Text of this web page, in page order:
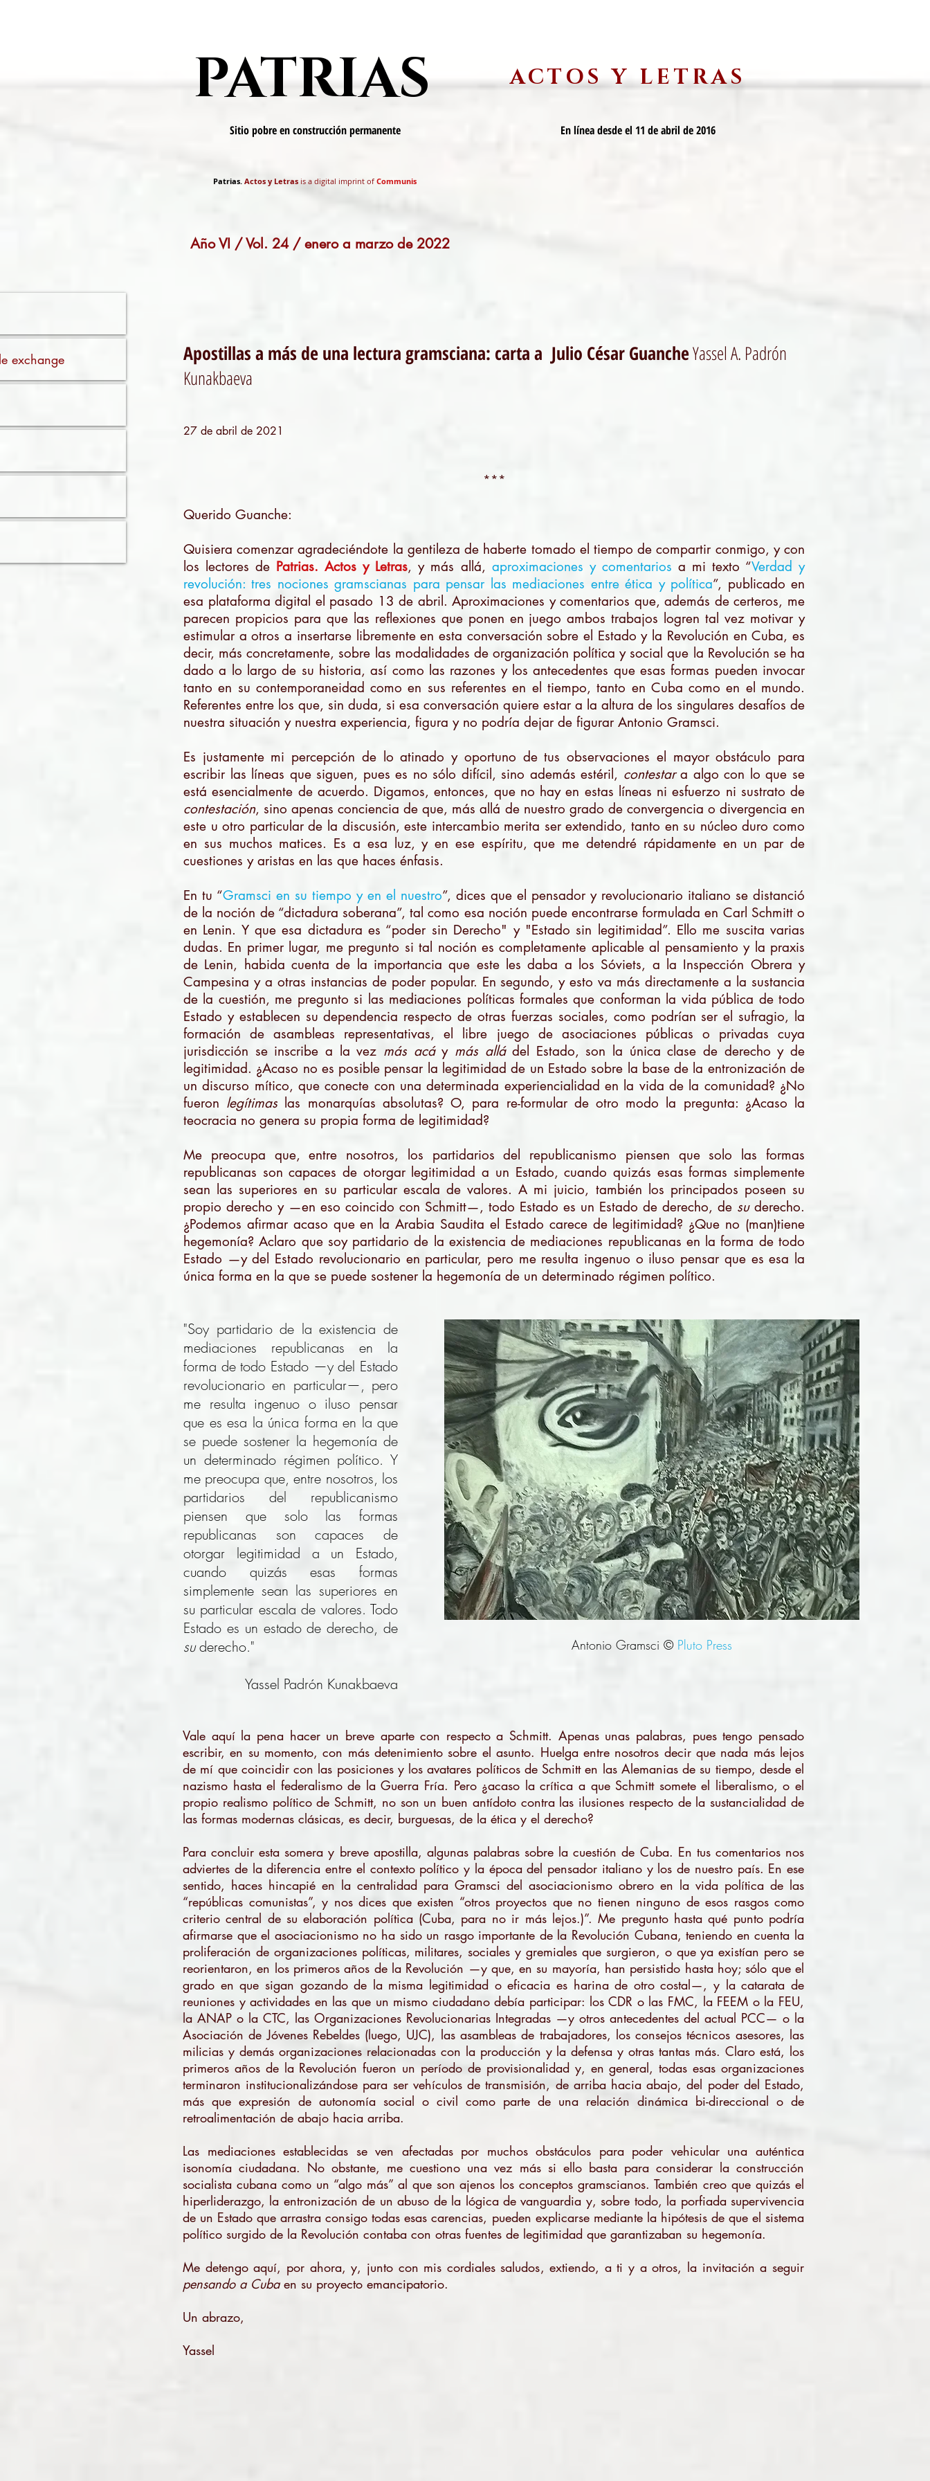
PATRIAS
Sitio pobre en construcción permanente
ACTOS Y LETRAS
En línea desde el 11 de abril de 2016
Patrias. Actos y Letras is a digital imprint of Communis
Año VI / Vol. 24 / enero a marzo de 2022
Apostillas a más de una lectura gramsciana: carta a Julio César GuancheYassel A. Padrón
Kunakbaeva
27 de abril de 2021
***
Querido Guanche:
Quisiera comenzar agradeciéndote la gentileza de haberte tomado el tiempo de compartir conmigo, y con
los lectores de Patrias. Actos y Letras, y más allá, aproximaciones y comentarios a mi texto “Verdad y
revolución: tres nociones gramscianas para pensar las mediaciones entre ética y política”, publicado en
esa plataforma digital el pasado 13 de abril. Aproximaciones y comentarios que, además de certeros, me
parecen propicios para que las reflexiones que ponen en juego ambos trabajos logren tal vez motivar y
estimular a otros a insertarse libremente en esta conversación sobre el Estado y la Revolución en Cuba, es
decir, más concretamente, sobre las modalidades de organización política y social que la Revolución se ha
dado a lo largo de su historia, así como las razones y los antecedentes que esas formas pueden invocar
tanto en su contemporaneidad como en sus referentes en el tiempo, tanto en Cuba como en el mundo.
Referentes entre los que, sin duda, si esa conversación quiere estar a la altura de los singulares desafíos de
nuestra situación y nuestra experiencia, figura y no podría dejar de figurar Antonio Gramsci.
Es justamente mi percepción de lo atinado y oportuno de tus observaciones el mayor obstáculo para
escribir las líneas que siguen, pues es no sólo difícil, sino además estéril, contestara algo con lo que se
está esencialmente de acuerdo. Digamos, entonces, que no hay en estas líneas ni esfuerzo ni sustrato de
contestación, sino apenas conciencia de que, más allá de nuestro grado de convergencia o divergencia en
este u otro particular de la discusión, este intercambio merita ser extendido, tanto en su núcleo duro como
en sus muchos matices. Es a esa luz, y en ese espíritu, que me detendré rápidamente en un par de
cuestiones y aristas en las que haces énfasis.
En tu “Gramsci en su tiempo y en el nuestro”, dices que el pensador y revolucionario italiano se distanció
de la noción de “dictadura soberana”, tal como esa noción puede encontrarse formulada en Carl Schmitt o
en Lenin. Y que esa dictadura es “poder sin Derecho" y "Estado sin legitimidad”. Ello me suscita varias
dudas. En primer lugar, me pregunto si tal noción es completamente aplicable al pensamiento y la praxis
de Lenin, habida cuenta de la importancia que este les daba a los Sóviets, a la Inspección Obrera y
Campesina y a otras instancias de poder popular. En segundo, y esto va más directamente a la sustancia
de la cuestión, me pregunto si las mediaciones políticas formales que conforman la vida pública de todo
Estado y establecen su dependencia respecto de otras fuerzas sociales, como podrían ser el sufragio, la
formación de asambleas representativas, el libre juego de asociaciones públicas o privadas cuya
jurisdicción se inscribe a la vez más acáy más alládel Estado, son la única clase de derecho y de
legitimidad. ¿Acaso no es posible pensar la legitimidad de un Estado sobre la base de la entronización de
un discurso mítico, que conecte con una determinada experiencialidad en la vida de la comunidad? ¿No
fueron legítimas las monarquías absolutas? O, para re-formular de otro modo la pregunta: ¿Acaso la
teocracia no genera su propia forma de legitimidad?
Me preocupa que, entre nosotros, los partidarios del republicanismo piensen que solo las formas
republicanas son capaces de otorgar legitimidad a un Estado, cuando quizás esas formas simplemente
sean las superiores en su particular escala de valores. A mi juicio, también los principados poseen su
propio derecho y —en eso coincido con Schmitt—, todo Estado es un Estado de derecho, de suderecho.
¿Podemos afirmar acaso que en la Arabia Saudita el Estado carece de legitimidad? ¿Que no (man)tiene
hegemonía? Aclaro que soy partidario de la existencia de mediaciones republicanas en la forma de todo
Estado —y del Estado revolucionario en particular, pero me resulta ingenuo o iluso pensar que es esa la
única forma en la que se puede sostener la hegemonía de un determinado régimen político.
"Soy partidario de la existencia de
mediaciones republicanas en la
forma de todo Estado —y del Estado
revolucionario en particular—, pero
me resulta ingenuo o iluso pensar
que es esa la única forma en la que
se puede sostener la hegemonía de
un determinado régimen político. Y
me preocupa que, entre nosotros, los
partidarios del republicanismo
piensen que solo las formas
republicanas son capaces de
otorgar legitimidad a un Estado,
cuando quizás esas formas
simplemente sean las superiores en
su particular escala de valores. Todo
Estado es un estado de derecho, de
suderecho."
Yassel Padrón Kunakbaeva
Antonio Gramsci © Pluto Press
Vale aquí la pena hacer un breve aparte con respecto a Schmitt. Apenas unas palabras, pues tengo pensado
escribir, en su momento, con más detenimiento sobre el asunto. Huelga entre nosotros decir que nada más lejos
de mí que coincidir con las posiciones y los avatares políticos de Schmitt en las Alemanias de su tiempo, desde el
nazismo hasta el federalismo de la Guerra Fría. Pero ¿acaso la crítica a que Schmitt somete el liberalismo, o el
propio realismo político de Schmitt, no son un buen antídoto contra las ilusiones respecto de la sustancialidad de
las formas modernas clásicas, es decir, burguesas, de la ética y el derecho?
Para concluir esta somera y breve apostilla, algunas palabras sobre la cuestión de Cuba. En tus comentarios nos
adviertes de la diferencia entre el contexto político y la época del pensador italiano y los de nuestro país. En ese
sentido, haces hincapié en la centralidad para Gramsci del asociacionismo obrero en la vida política de las
“repúblicas comunistas”, y nos dices que existen “otros proyectos que no tienen ninguno de esos rasgos como
criterio central de su elaboración política (Cuba, para no ir más lejos.)”. Me pregunto hasta qué punto podría
afirmarse que el asociacionismo no ha sido un rasgo importante de la Revolución Cubana, teniendo en cuenta la
proliferación de organizaciones políticas, militares, sociales y gremiales que surgieron, o que ya existían pero se
reorientaron, en los primeros años de la Revolución —y que, en su mayoría, han persistido hasta hoy; sólo que el
grado en que sigan gozando de la misma legitimidad o eficacia es harina de otro costal—, y la catarata de
reuniones y actividades en las que un mismo ciudadano debía participar: los CDR o las FMC, la FEEM o la FEU,
la ANAP o la CTC, las Organizaciones Revolucionarias Integradas —y otros antecedentes del actual PCC— o la
Asociación de Jóvenes Rebeldes (luego, UJC), las asambleas de trabajadores, los consejos técnicos asesores, las
milicias y demás organizaciones relacionadas con la producción y la defensa y otras tantas más. Claro está, los
primeros años de la Revolución fueron un período de provisionalidad y, en general, todas esas organizaciones
terminaron institucionalizándose para ser vehículos de transmisión, de arriba hacia abajo, del poder del Estado,
más que expresión de autonomía social o civil como parte de una relación dinámica bi-direccional o de
retroalimentación de abajo hacia arriba.
Las mediaciones establecidas se ven afectadas por muchos obstáculos para poder vehicular una auténtica
isonomía ciudadana. No obstante, me cuestiono una vez más si ello basta para considerar la construcción
socialista cubana como un “algo más” al que son ajenos los conceptos gramscianos. También creo que quizás el
hiperliderazgo, la entronización de un abuso de la lógica de vanguardia y, sobre todo, la porfiada supervivencia
de un Estado que arrastra consigo todas esas carencias, pueden explicarse mediante la hipótesis de que el sistema
político surgido de la Revolución contaba con otras fuentes de legitimidad que garantizaban su hegemonía.
Me detengo aquí, por ahora, y, junto con mis cordiales saludos, extiendo, a ti y a otros, la invitación a seguir
pensando a Cubaen su proyecto emancipatorio.
Un abrazo,
Yassel
exchange